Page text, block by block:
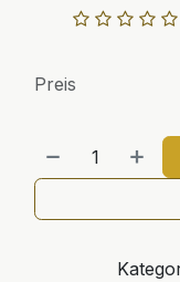
Preis